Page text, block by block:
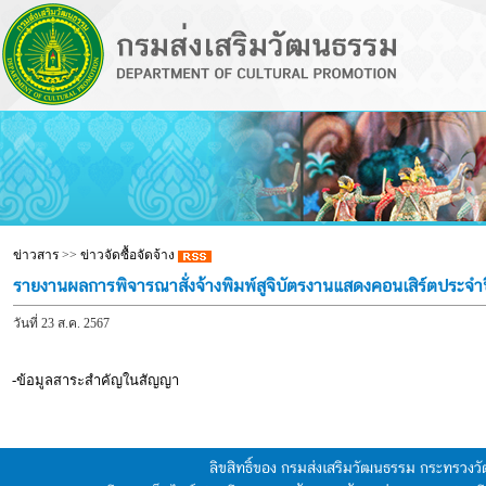
ข่าวสาร>> ข่าวจัดซื้อจัดจ้าง
รายงานผลการพิจารณาสั่งจ้างพิมพ์สูจิบัตรงานแสดงคอนเสิร์ตประ
วันที่ 23 ส.ค. 2567
-ข้อมูลสาระสำคัญในสัญญา
ลิขสิทธิ์ของ กรมส่งเสริมวัฒนธรรม กระทรว